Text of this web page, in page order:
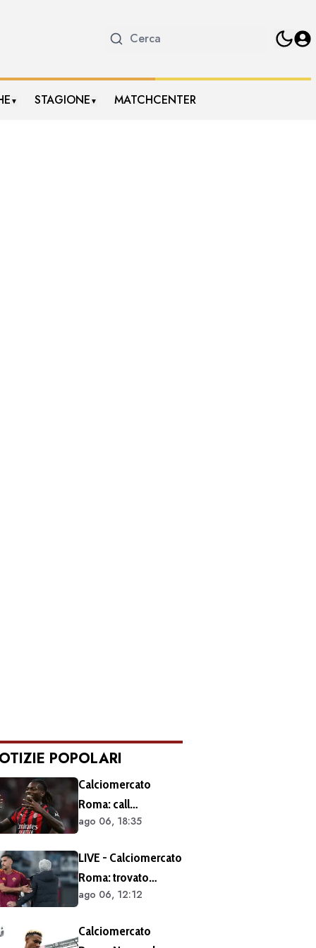
▼ STAGIONE ▼ MATCHCENTER
POPOLARI
Calciomercato
Roma: call
esplorativa tra i
Sul tavolo le
situazioni di Leao e
Soulé
ago 06, 18:35
LIVE - Calciomercato
Roma: trovato
l'accordo per il
Prolungamento di
ago 06, 12:12
Calciomercato